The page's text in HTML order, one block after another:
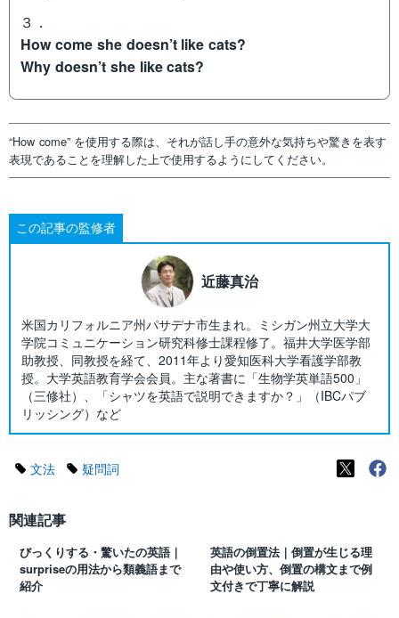
３．
How come she doesn’t like cats?
Why doesn’t she like cats?
“How come” を使用する際は、それが話し手の意外な気持ちや驚きを表す
表現であることを理解した上で使用するようにしてください。
この記事の監修者
近藤真治
米国カリフォルニア州パサデナ市生まれ。ミシガン州立大学大
学院コミュニケーション研究科修士課程修了。福井大学医学部
助教授、同教授を経て、2011年より愛知医科大学看護学部教
授。大学英語教育学会会員。主な著書に「生物学英単語500」
（三修社）、「シャツを英語で説明できますか？」（IBCパブ
リッシング）など
文法 疑問詞
関連記事
びっくりする・驚いたの英語｜
surpriseの用法から類義語まで
紹介
英語の倒置法｜倒置が生じる理
由や使い方、倒置の構文まで例
文付きで丁寧に解説